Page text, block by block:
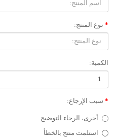
نوع المنتج:
الكمية:
سبب الإرجاع:
أخرى، الرجاء التوضيح
استلمت منتج بالخطأ